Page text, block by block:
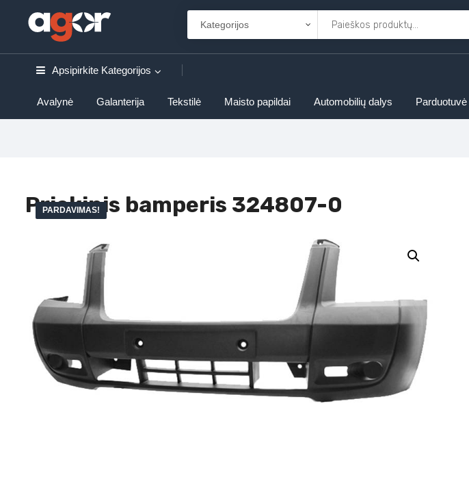
Apsipirkite Kategorijos
Avalynė Galanterija Tekstilė Maisto papildai Automobilių dalys Parduotuvė
Priekinis bamperis 324807-0
PARDAVIMAS!